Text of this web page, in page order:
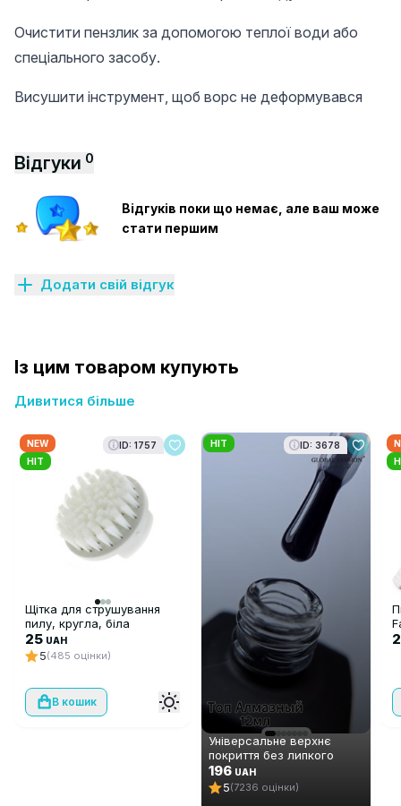
Очистити пензлик за допомогою теплої води або
спеціального засобу.
Висушити інструмент, щоб ворс не деформувався
Відгуки 0
Відгуків поки що немає, але ваш може
стати першим
Додати свій відгук
Із цим товаром купують
Дивитися більше
NEW
HIT
ID: 1757
Щітка для струшування
пилу, кругла, біла
25 UAH
5(485 оцінки)
В кошик
HIT ID: 3678
Універсальне верхнє
покриття без липкого
шару Global Fashion TOP-
Алмазний (топ/фініш), 12
мл
196 UAH
5(7236 оцінки)